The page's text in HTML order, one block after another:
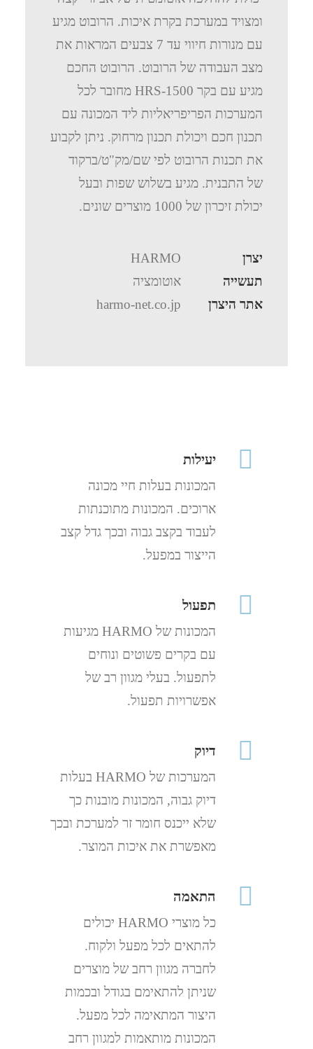
ומצויד במערכת בקרת איכות. הרובוט מגיע
עם מנורות חיווי עד 7 צבעים המראות את
מצב העבודה של הרובוט. הרובוט החכם
מגיע עם בקר HRS-1500 מחובר לכל
המערכות הפריפריאליות ליד המכונה עם
תכנון חכם ויכולת תכנון מרחוק. ניתן לקבוע
את תכנות הרובוט לפי שם/מק"ט/ברקוד
של התבנית. מגיע בשלוש שפות ובעל
יכולת זיכרון של 1000 מוצרים שונים.
יצרן
HARMO
תעשייה
אוטומציה
אתר היצרן
harmo-net.co.jp
יעילות
המכונות בעלות חיי מכונה
ארוכים. המכונות מתוכנתות
לעבוד בקצב גבוה ובכך גדל קצב
הייצור במפעל.
תפעול
המכונות של HARMO מגיעות
עם בקרים פשוטים ונוחים
לתפעול. בעלי מגוון רב של
אפשרויות תפעול.
דיוק
המערכות של HARMO בעלות
דיוק גבוה, המכונות מובנות כך
שלא ייכנס חומר זר למערכת ובכך
מאפשרת את איכות המוצר.
התאמה
כל מוצרי HARMO יכולים
להתאים לכל מפעל ולקוח.
לחברה מגוון רחב של מוצרים
שניתן להתאימם בגודל ובכמות
היצור המתאימה לכל מפעל.
המכונות מותאמות למגוון רחב